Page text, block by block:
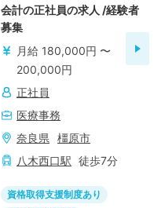
会計の正社員の求人 /経験者
募集
月給 180,000円 〜
200,000円
正社員
医療事務
奈良県
橿原市
八木西口駅 徒歩7分
資格取得支援制度あり